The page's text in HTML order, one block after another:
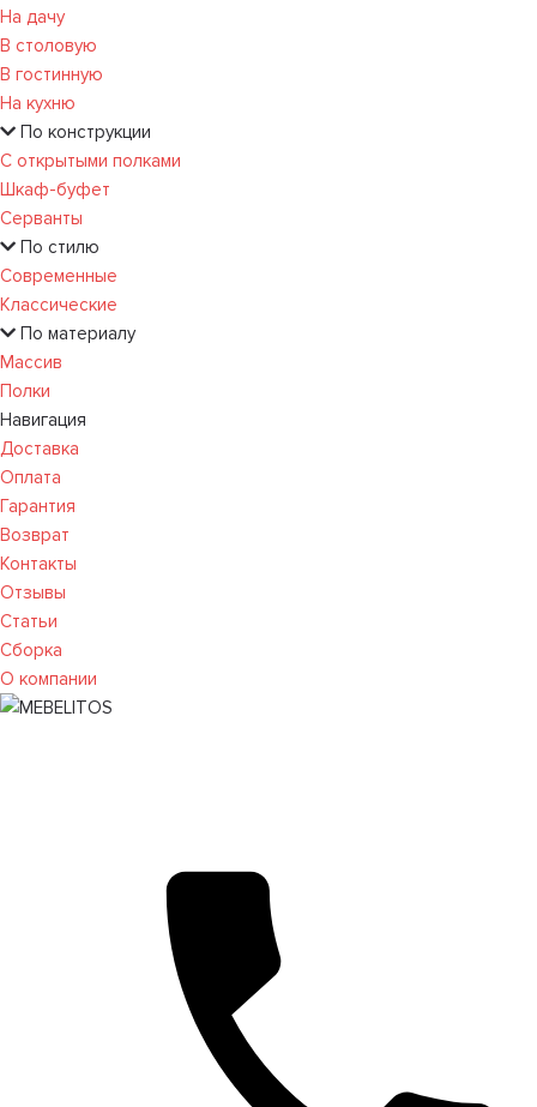
На дачу
В столовую
В гостинную
На кухню
По конструкции
С открытыми полками
Шкаф-буфет
Серванты
По стилю
Современные
Классические
По материалу
Массив
Полки
Навигация
Доставка
Оплата
Гарантия
Возврат
Контакты
Отзывы
Статьи
Сборка
О компании